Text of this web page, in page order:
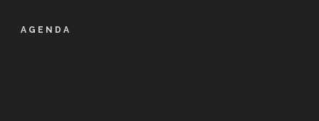
AGENDA